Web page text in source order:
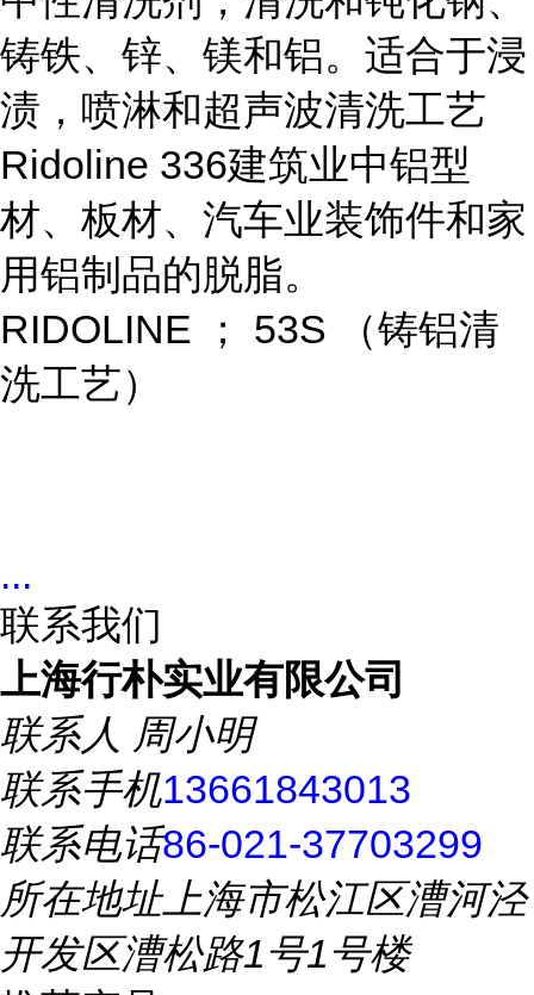
铸铁、锌、镁和铝。适合于浸
渍，喷淋和超声波清洗工艺
Ridoline 336建筑业中铝型
材、板材、汽车业装饰件和家
用铝制品的脱脂。
RIDOLINE
； 53S
（铸铝清
洗工艺）
...
联系我们
上海行朴实业有限公司
联系人 周小明
联系手机13661843013
联系电话86-021-37703299
所在地址上海市松江区漕河泾
开发区漕松路1号1号楼